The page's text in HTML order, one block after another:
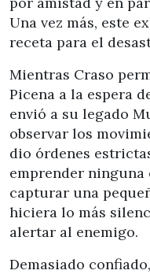
Una vez más, este
receta para el
Mientras Craso
Picena a la espera
envió a su legado
observar los
dio órdenes
emprender ninguna
capturar una
hiciera lo más
alertar al enemigo.
Demasiado